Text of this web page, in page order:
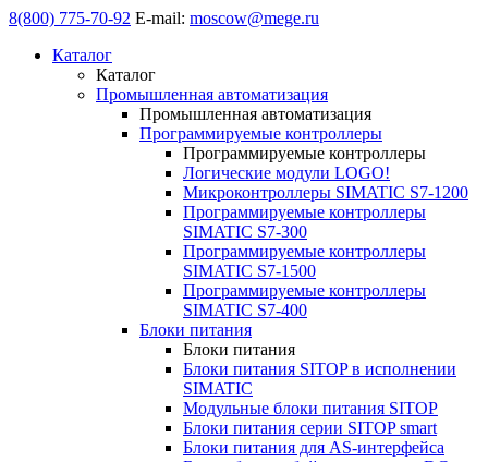
8(800) 775-70-92 E-mail: moscow@mege.ru
Каталог
Каталог
Промышленная автоматизация
Промышленная автоматизация
Программируемые контроллеры
Программируемые контроллеры
Логические модули LOGO!
Микроконтроллеры SIMATIC S7-1200
Программируемые контроллеры
SIMATIC S7-300
Программируемые контроллеры
SIMATIC S7-1500
Программируемые контроллеры
SIMATIC S7-400
Блоки питания
Блоки питания
Блоки питания SITOP в исполнении
SIMATIC
Модульные блоки питания SITOP
Блоки питания серии SITOP smart
Блоки питания для AS-интерфейса